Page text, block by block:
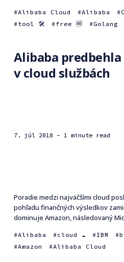
Alibaba Cloud Alibaba
tool 🛠
free 🆓 Golang
Alibaba predbehla
v cloud službách
7. júl 2018 - 1 minute read
Poradie medzi najväčšími cloud
pohľadu finančných výsledkov
dominuje Amazon, následovaný
Alibaba cloud ☁️ IBM
Amazon
Alibaba Cloud